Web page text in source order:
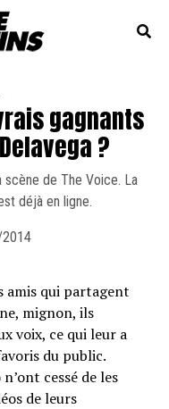
gagnants
?
de The Voice. La
déjà en ligne.
amis qui partagent
mignon, ils
voix, ce qui leur a
du public.
cessé de les
de leurs